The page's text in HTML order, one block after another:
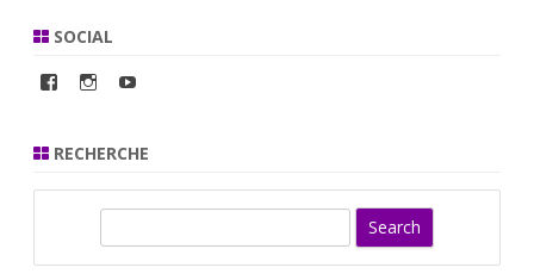
SOCIAL
Voir
RefugeMarySue
Facebook
Voir
refugemarysue
Instagram
RECHERCHE